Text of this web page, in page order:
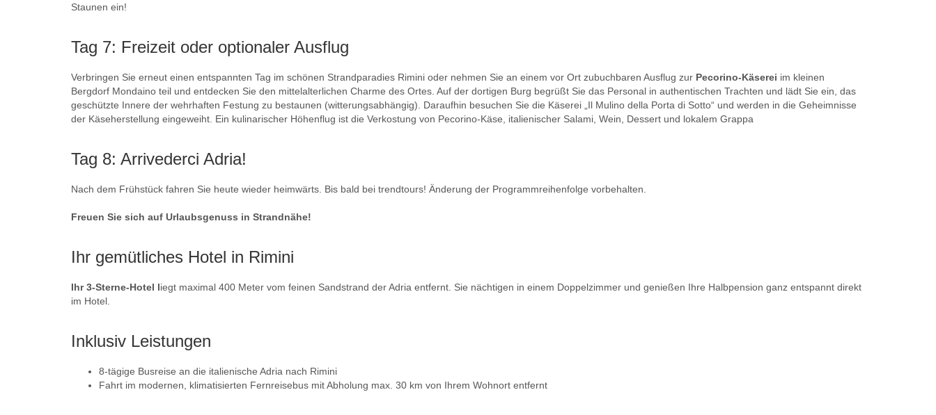
Staunen ein!
Tag 7: Freizeit oder optionaler Ausflug
Verbringen Sie erneut einen entspannten Tag im schönen Strandparadies Rimini oder nehmen Sie an einem vor Ort zubuchbaren Ausflug zur Pecorino-Käserei im kleinen
Bergdorf Mondaino teil und entdecken Sie den mittelalterlichen Charme des Ortes. Auf der dortigen Burg begrüßt Sie das Personal in authentischen Trachten und lädt Sie ein, das
geschützte Innere der wehrhaften Festung zu bestaunen (witterungsabhängig). Daraufhin besuchen Sie die Käserei „Il Mulino della Porta di Sotto“ und werden in die Geheimnisse
der Käseherstellung eingeweiht. Ein kulinarischer Höhenflug ist die Verkostung von Pecorino-Käse, italienischer Salami, Wein, Dessert und lokalem Grappa
Tag 8: Arrivederci Adria!
Nach dem Frühstück fahren Sie heute wieder heimwärts. Bis bald bei trendtours! Änderung der Programmreihenfolge vorbehalten.
Freuen Sie sich auf Urlaubsgenuss in Strandnähe!
Ihr gemütliches Hotel in Rimini
Ihr 3-Sterne-Hotel liegt maximal 400 Meter vom feinen Sandstrand der Adria entfernt. Sie nächtigen in einem Doppelzimmer und genießen Ihre Halbpension ganz entspannt direkt
im Hotel.
Inklusiv Leistungen
8-tägige Busreise an die italienische Adria nach Rimini
Fahrt im modernen, klimatisierten Fernreisebus mit Abholung max. 30 km von Ihrem Wohnort entfernt